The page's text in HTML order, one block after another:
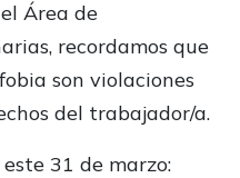
Área de
recordamos que
son violaciones
del trabajador/a.
31 de marzo: